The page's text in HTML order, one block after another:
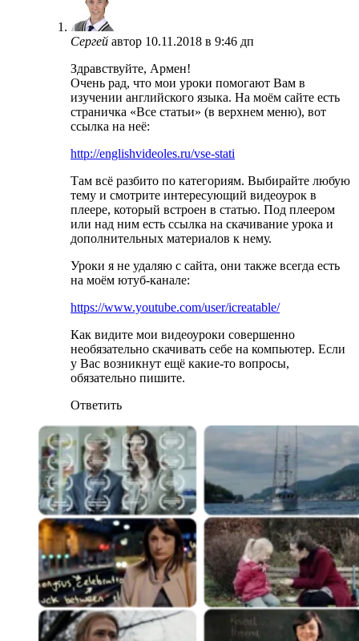
Сергей автор 10.11.2018 в 9:46 дп
Здравствуйте, Армен!
Очень рад, что мои уроки помогают Вам в
изучении английского языка. На моём сайте есть
страничка «Все статьи» (в верхнем меню), вот
ссылка на неё:
http://englishvideoles.ru/vse-stati
Там всё разбито по категориям. Выбирайте любую
тему и смотрите интересующий видеоурок в
плеере, который встроен в статью. Под плеером
или над ним есть ссылка на скачивание урока и
дополнительных материалов к нему.
Уроки я не удаляю с сайта, они также всегда есть
на моём ютуб-канале:
https://www.youtube.com/user/icreatable/
Как видите мои видеоуроки совершенно
необязательно скачивать себе на компьютер. Если
у Вас возникнут ещё какие-то вопросы,
обязательно пишите.
Ответить